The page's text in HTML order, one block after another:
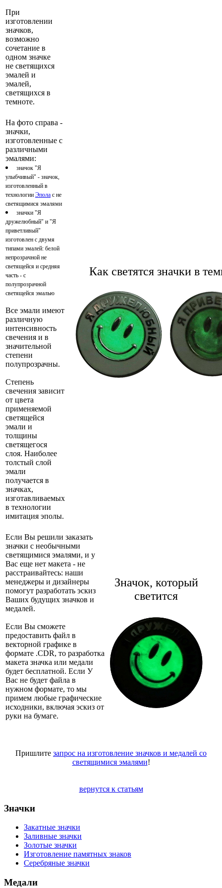
При
изготовлении
значков,
возможно
сочетание в
одном значке
не светящихся
эмалей и
эмалей,
светящихся в
темноте.
На фото справа -
значки,
изготовленные с
различными
эмалями:
значок "Я
улыбчивый" - значок,
изготовленный в
технологии Эпола с не
светящимися эмалями
значки "Я
дружелюбный" и "Я
приветливый"
изготовлен с двумя
типами эмалей: белой
непрозрачной не
светящейся и средняя
часть - с
полупрозрачной
светящейся эмалью
Все эмали имеют
различную
интенсивность
свечения и в
значительной
степени
полупрозрачны.
Степень
свечения зависит
от цвета
применяемой
светящейся
эмали и
толщины
светящегося
слоя. Наиболее
толстый слой
эмали
получается в
значках,
изготавливаемых
в технологии
имитация эполы.
Как светятся значки в
Если Вы решили заказать
значки с необычными
светящимися эмалями, и у
Вас еще нет макета - не
расстраивайтесь: наши
менеджеры и дизайнеры
помогут разработать эскиз
Ваших будущих значков и
медалей.
Если Вы сможете
предоставить файл в
векторной графике в
формате .CDR, то разработка
макета значка или медали
будет бесплатной. Если У
Вас не будет файла в
нужном формате, то мы
примем любые графические
исходники, включая эскиз от
руки на бумаге.
Значок, который
светится
Пришлите запрос на изготовление значков и медалей со
светящимися эмалями!
вернутся к статьям
Значки
Закатные значки
Заливные значки
Золотые значки
Изготовление памятных знаков
Серебряные значки
Медали